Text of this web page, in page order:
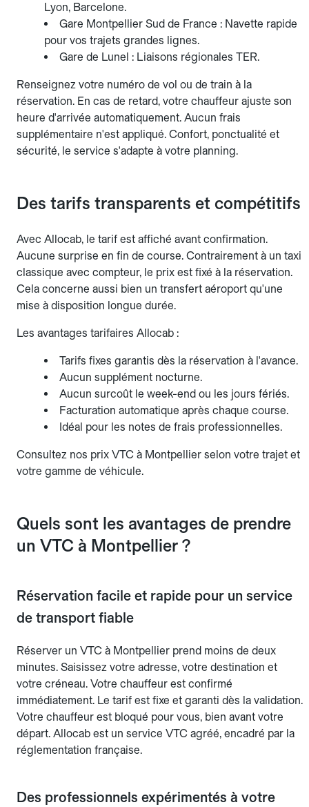
Lyon, Barcelone.
Gare Montpellier Sud de France : Navette rapide
pour vos trajets grandes lignes.
Gare de Lunel : Liaisons régionales TER.
Renseignez votre numéro de vol ou de train à la
réservation. En cas de retard, votre chauffeur ajuste son
heure d'arrivée automatiquement. Aucun frais
supplémentaire n'est appliqué. Confort, ponctualité et
sécurité, le service s'adapte à votre planning.
Des tarifs transparents et compétitifs
Avec Allocab, le tarif est affiché avant confirmation.
Aucune surprise en fin de course. Contrairement à un taxi
classique avec compteur, le prix est fixé à la réservation.
Cela concerne aussi bien un transfert aéroport qu'une
mise à disposition longue durée.
Les avantages tarifaires Allocab :
Tarifs fixes garantis dès la réservation à l'avance.
Aucun supplément nocturne.
Aucun surcoût le week-end ou les jours fériés.
Facturation automatique après chaque course.
Idéal pour les notes de frais professionnelles.
Consultez nos prix VTC à Montpellier selon votre trajet et
votre gamme de véhicule.
Quels sont les avantages de prendre
un VTC à Montpellier ?
Réservation facile et rapide pour un service
de transport fiable
Réserver un VTC à Montpellier prend moins de deux
minutes. Saisissez votre adresse, votre destination et
votre créneau. Votre chauffeur est confirmé
immédiatement. Le tarif est fixe et garanti dès la validation.
Votre chauffeur est bloqué pour vous, bien avant votre
départ. Allocab est un service VTC agréé, encadré par la
réglementation française.
Des professionnels expérimentés à votre